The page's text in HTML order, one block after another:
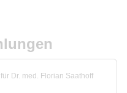
Dr. med. Florian Saathoff